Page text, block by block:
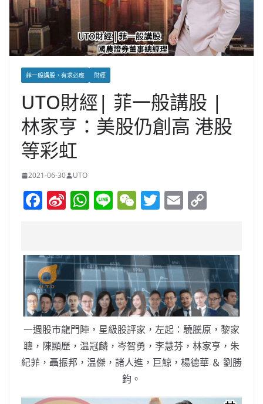
菲一般講股，有求必應 財經
UTO財經| 菲一般講股 |
林家亨：美股仍創高 港股
等彩虹
2021-06-30 UTO
F
e
b
o
o
k
Si
W
ei
b
o
W
s
A
p
p
Li W
h
at
T
er
E
l y
Li
n
k
一週股市龍門陣，星級股評家，左起：驍騰原，黎家
聰，陳顯歷，温冠麟，岑智勇，李慧芬，林家亨，朱
紀菲，聶振邦，温傑，諸人進，巨鯨，楊德華 ＆ 劉勝
鈞。